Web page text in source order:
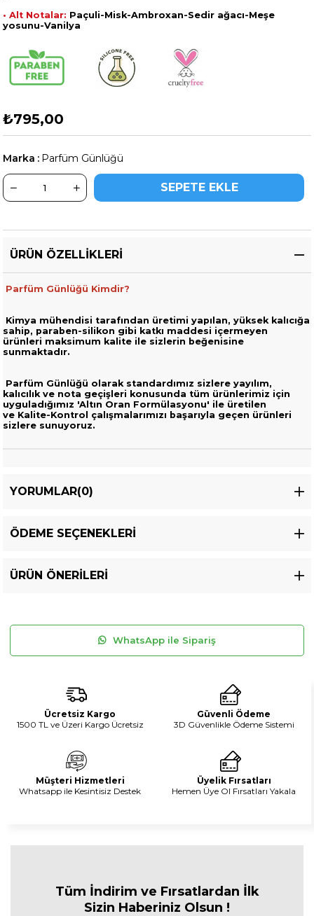
• Alt Notalar: Paçuli-Misk-Ambroxan-Sedir ağacı-Meşe
yosunu-Vanilya
₺795,00
Marka : Parfüm Günlüğü
ÜRÜN ÖZELLIKLERI
Parfüm Günlüğü Kimdir?
Kimya mühendisi tarafından üretimi yapılan, yüksek kalıcığa
sahip, paraben-silikon gibi katkı maddesi içermeyen
ürünleri maksimum kalite ile sizlerin beğenisine
sunmaktadır.
Parfüm Günlüğü olarak standardımız sizlere yayılım,
kalıcılık ve nota geçişleri konusunda tüm ürünlerimiz için
uyguladığımız 'Altın Oran Formülasyonu' ile üretilen
ve Kalite-Kontrol çalışmalarımızı başarıyla geçen ürünleri
sizlere sunuyoruz.
YORUMLAR(0)
ÖDEME SEÇENEKLERI
ÜRÜN ÖNERILERI
WhatsApp ile Sipariş
Ücretsiz Kargo
1500 TL ve Üzeri Kargo Ücretsiz
Güvenli Ödeme
3D Güvenlikle Ödeme Sistemi
Müşteri Hizmetleri
Whatsapp ile Kesintisiz Destek
Üyelik Fırsatları
Hemen Üye Ol Fırsatları Yakala
Tüm İndirim ve Fırsatlardan İlk
Sizin Haberiniz Olsun !